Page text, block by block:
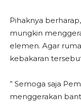
Pihaknya
mungkin
elemen. Agar
kebakaran
” Semoga saja
menggerakan